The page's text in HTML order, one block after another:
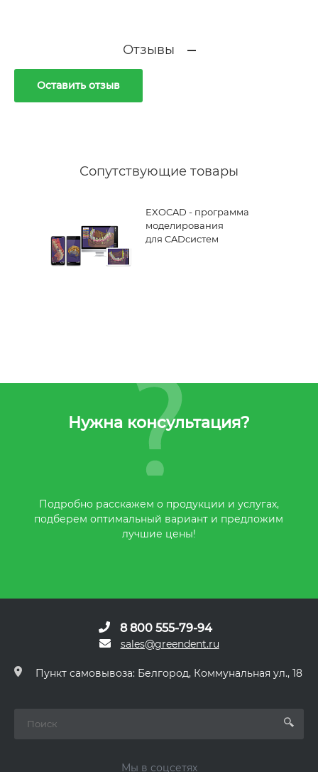
Отзывы
Оставить отзыв
Сопутствующие товары
EXOCAD - программа
моделирования
для CADсистем
Нужна консультация?
Подробно расскажем о продукции и услугах,
подберем оптимальный вариант и предложим
лучшие цены!
8 800 555-79-94
sales@greendent.ru
Пункт самовывоза: Белгород, Коммунальная ул., 18
Мы в соцсетях